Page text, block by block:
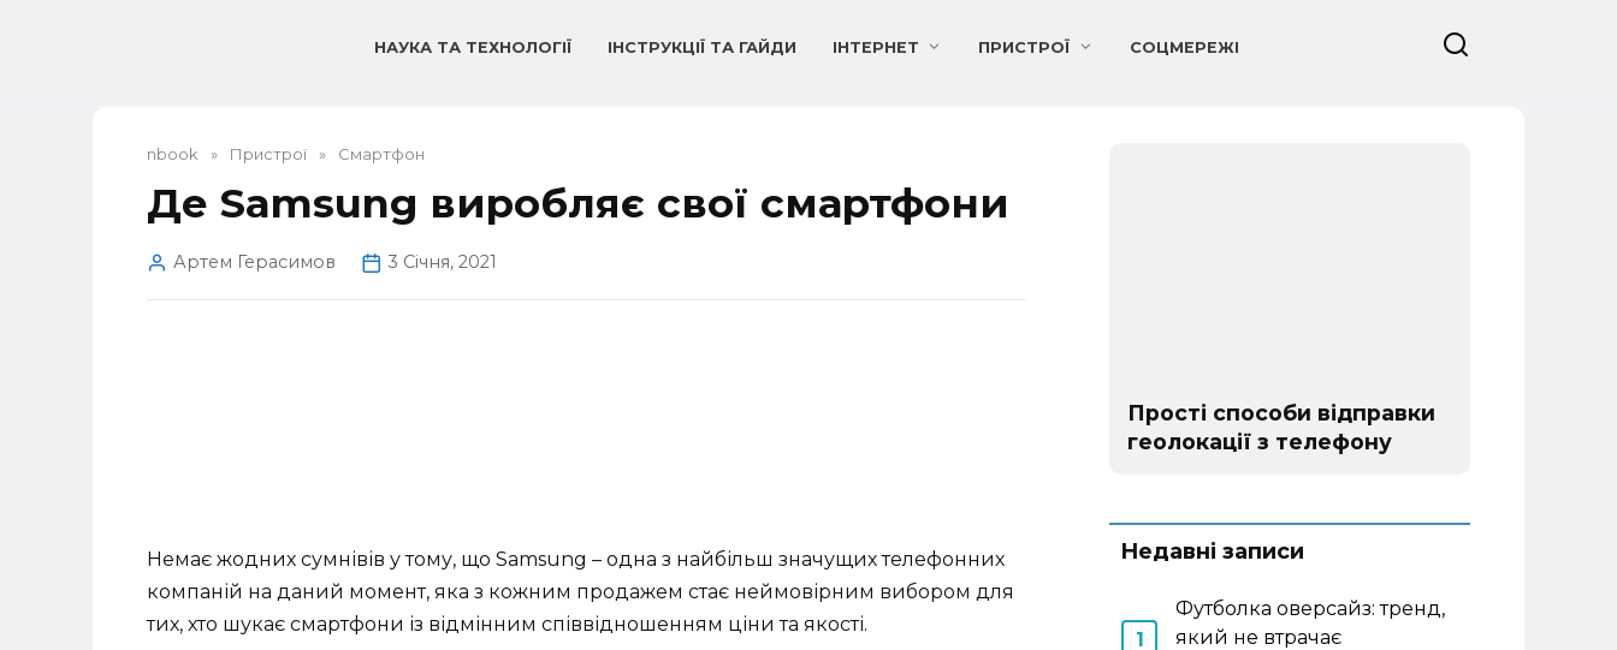
НАУКА ТА ТЕХНОЛОГІЇ ІНСТРУКЦІЇ ТА ГАЙДИ ІНТЕРНЕТ ПРИСТРОЇ СОЦМЕРЕЖІ
nbook » Пристрої » Смартфон
Де Samsung виробляє свої смартфони
Артем Герасимов 3 Січня, 2021
Немає жодних сумнівів у тому, що Samsung – одна з найбільш значущих телефонних
компаній на даний момент, яка з кожним продажем стає неймовірним вибором для
тих, хто шукає смартфони із відмінним співвідношенням ціни та якості.
Прості способи відправки
геолокації з телефону
Недавні записи
Футболка оверсайз: тренд,
який не втрачає